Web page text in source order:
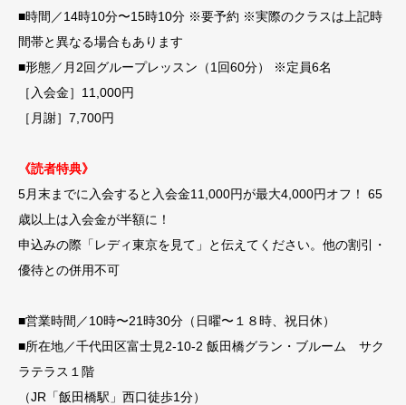
■時間／14時10分〜15時10分 ※要予約 ※実際のクラスは上記時
間帯と異なる場合もあります
■形態／月2回グループレッスン（1回60分） ※定員6名
［入会金］11,000円
［月謝］7,700円
《読者特典》
5月末までに入会すると入会金11,000円が最大4,000円オフ！ 65
歳以上は入会金が半額に！
申込みの際「レディ東京を見て」と伝えてください。他の割引・
優待との併用不可
■営業時間／10時〜21時30分（日曜〜１８時、祝日休）
■所在地／千代田区富士見2-10-2 飯田橋グラン・ブルーム サク
ラテラス１階
（JR「飯田橋駅」西口徒歩1分）